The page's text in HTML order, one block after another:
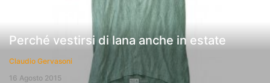
Perché vestirsi di lana anche in estate
Claudio Gervasoni
16 Agosto 2015